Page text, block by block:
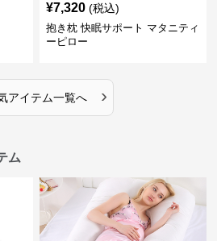
¥7,320 (税込)
抱き枕 快眠サポート マタニティ
ーピロー
アイテム一覧へ ›
ム